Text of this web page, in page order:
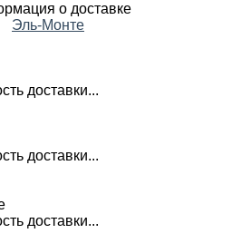
о доставке
Эль-Монте
доставки...
доставки...
доставки...